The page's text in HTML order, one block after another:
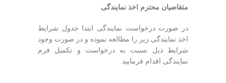
متقاضیان محترم اخذ نمایندگی
در صورت درخواست نمایندگی ابتدا جدول شرایط
اخذ نمایندگی زیر را مطالعه نموده و در صورت وجود
شرایط ذیل نسبت به درخواست و تکمیل فرم
نمایندگی اقدام فرمایید